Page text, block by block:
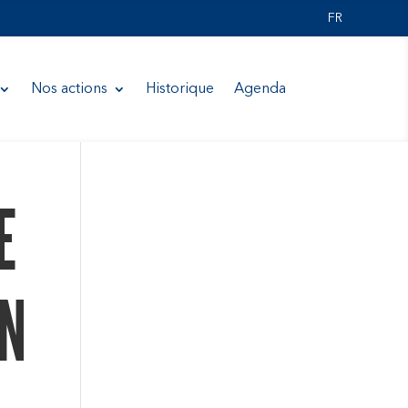
FR
Nos actions Historique Agenda